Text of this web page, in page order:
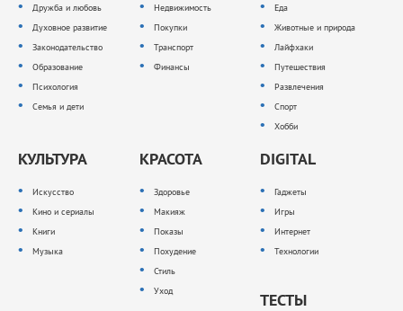
Дружба и любовь
Духовное развитие
Законодательство
Образование
Психология
Семья и дети
Недвижимость
Покупки
Транспорт
Финансы
Еда
Животные и природа
Лайфхаки
Путешествия
Развлечения
Спорт
Хобби
КУЛЬТУРА
Искусство
Кино и сериалы
Книги
Музыка
КРАСОТА
Здоровье
Макияж
Показы
Похудение
Стиль
Уход
DIGITAL
Гаджеты
Игры
Интернет
Технологии
ТЕСТЫ